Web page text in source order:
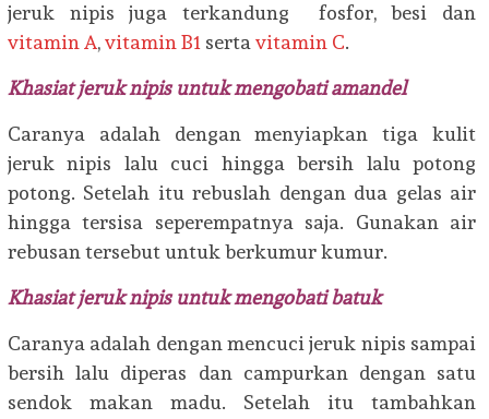
jeruk nipis juga terkandung fosfor, besi dan
vitamin A,vitamin B1 serta vitamin C.
Khasiat jeruk nipis untuk mengobati amandel
Caranya adalah dengan menyiapkan tiga kulit
jeruk nipis lalu cuci hingga bersih lalu potong
potong. Setelah itu rebuslah dengan dua gelas air
hingga tersisa seperempatnya saja. Gunakan air
rebusan tersebut untuk berkumur kumur.
Khasiat jeruk nipis untuk mengobati batuk
Caranya adalah dengan mencuci jeruk nipis sampai
bersih lalu diperas dan campurkan dengan satu
sendok makan madu. Setelah itu tambahkan